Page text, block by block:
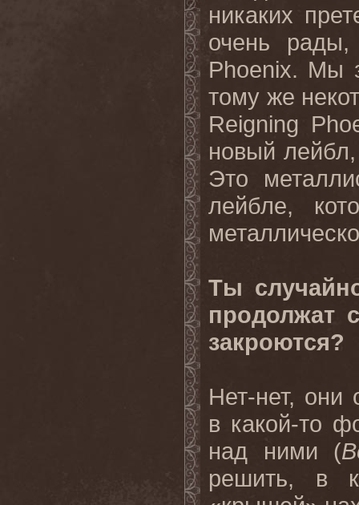
никаких
очень
Phoenix. Мы
тому же
Reigning
новый
Это
лейбле,
Ты
продолжат
закроются?
Нет-нет, они
в какой-то
над ними (
решить, в